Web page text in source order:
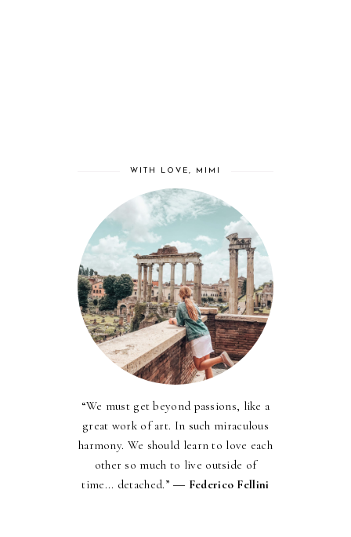
WITH LOVE, MIMI
“We must get beyond passions, like a
great work of art. In such miraculous
harmony. We should learn to love each
other so much to live outside of
time... detached.” ― Federico Fellini